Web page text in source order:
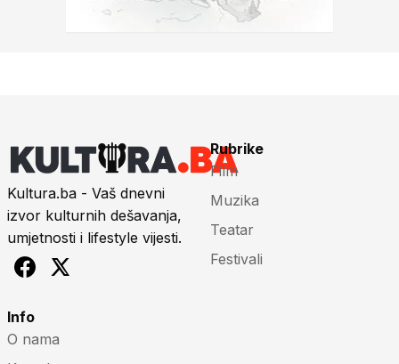
Kultura.ba - Vaš dnevni
izvor kulturnih dešavanja,
umjetnosti i lifestyle vijesti.
Rubrike
Film
Muzika
Teatar
Festivali
Info
O nama